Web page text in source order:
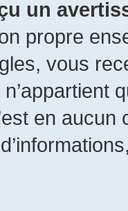
un
propre
vous
en